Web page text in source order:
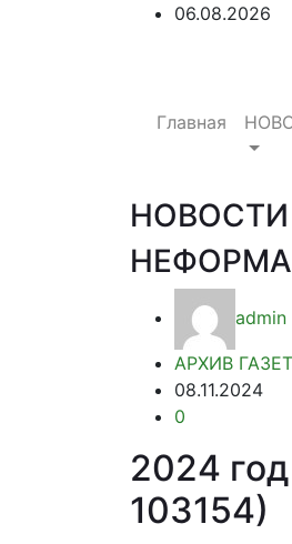
06.08.2026
Главная
НОВОСТИ
admin
АРХИВ
08.11.2024
0
2024
103154)